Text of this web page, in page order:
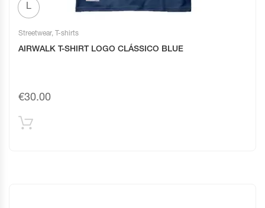
L
Streetwear, T-shirts
AIRWALK T-SHIRT LOGO CLÁSSICO BLUE
€30.00